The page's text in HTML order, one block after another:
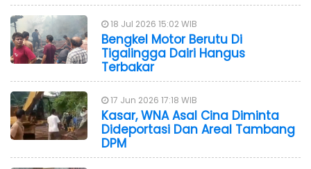
18 Jul 2026 15:02 WIB
Bengkel Motor Berutu Di
Tigalingga Dairi Hangus
Terbakar
17 Jun 2026 17:18 WIB
Kasar, WNA Asal Cina Diminta
Dideportasi Dan Areal Tambang
DPM